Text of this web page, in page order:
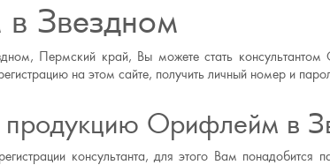
Звездном
Пермский край, Вы можете стать
на этом сайте, получить личный номер и
продукцию Орифлейм в
консультанта, для этого Вам